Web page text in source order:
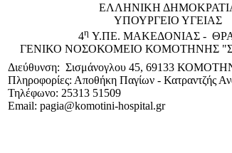
EΛΛΗΝΙΚΗ
ΥΠΟΥΡΓΕΙΟ ΥΓΕΙΑΣ
4η Υ.ΠΕ. ΜΑΚΕΔΟΝΙΑΣ -
ΓΕΝΙΚΟ NΟΣΟΚΟΜΕΙΟ ΚΟΜΟΤΗΝΗΣ
Διεύθυνση: Σισμάνογλου 45, 69133
Πληροφορίες: Αποθήκη Παγίων - Κατραντζής
Τηλέφωνο: 25313 51509
Email: pagia@komotini-hospital.gr